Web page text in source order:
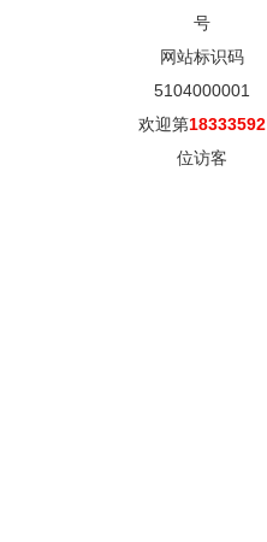
号
网站标识码
5104000001
欢迎第18333592
位访客